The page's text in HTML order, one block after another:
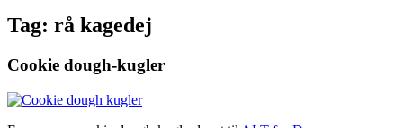
Tag: rå kagedej
Cookie dough-kugler